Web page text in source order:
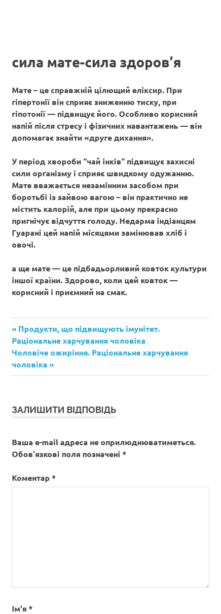
сила мате-сила здоров’я
Мате – це справжній цілющий еліксир. При
гіпертонії він сприяє зниженню тиску, при
гіпотонії — підвищує його. Особливо корисний
напій після стресу і фізичних навантажень — він
допомагає знайти «друге дихання».
У період хвороби “чай інків” підвищує захисні
сили організму і сприяє швидкому одужанню.
Мате вважається незамінним засобом при
боротьбі із зайвою вагою – він практично не
містить калорій, але при цьому прекрасно
пригнічує відчуття голоду. Недарма індіанцям
Гуарані цей напій місяцями замінював хліб і
овочі.
а ще мате — це підбадьорливий ковток культури
іншої країни. Здорово, коли цей ковток —
корисний і приємний на смак.
Навігація
записів
Попередній
запис:
Продукти, що підвищують імунітет.
Раціональне харчування чоловіка
Наступний
запис:
Чоловіче ожиріння. Раціональне харчування
чоловіка
ЗАЛИШИТИ ВІДПОВІДЬ
Ваша e-mail адреса не оприлюднюватиметься.
Обов’язкові поля позначені *
Коментар *
Ім'я*